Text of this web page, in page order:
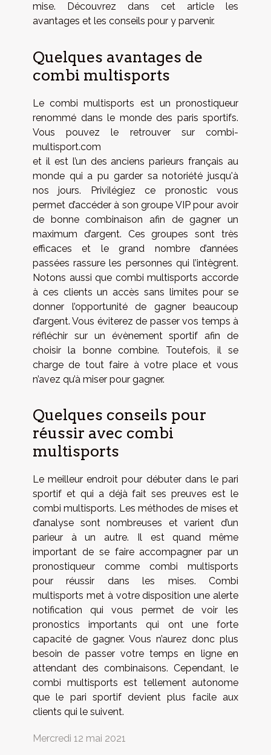
mise. Découvrez dans cet article les
avantages et les conseils pour y parvenir.
Quelques avantages de
combi multisports
Le combi multisports est un pronostiqueur
renommé dans le monde des paris sportifs.
Vous pouvez le retrouver sur combi-
multisport.com
et il est l’un des anciens parieurs français au
monde qui a pu garder sa notoriété jusqu'à
nos jours. Privilégiez ce pronostic vous
permet d’accéder à son groupe VIP pour avoir
de bonne combinaison afin de gagner un
maximum d’argent. Ces groupes sont très
efficaces et le grand nombre d’années
passées rassure les personnes qui l’intègrent.
Notons aussi que combi multisports accorde
à ces clients un accès sans limites pour se
donner l’opportunité de gagner beaucoup
d’argent. Vous éviterez de passer vos temps à
réfléchir sur un évènement sportif afin de
choisir la bonne combine. Toutefois, il se
charge de tout faire à votre place et vous
n’avez qu’à miser pour gagner.
Quelques conseils pour
réussir avec combi
multisports
Le meilleur endroit pour débuter dans le pari
sportif et qui a déjà fait ses preuves est le
combi multisports. Les méthodes de mises et
d’analyse sont nombreuses et varient d’un
parieur à un autre. Il est quand même
important de se faire accompagner par un
pronostiqueur comme combi multisports
pour réussir dans les mises. Combi
multisports met à votre disposition une alerte
notification qui vous permet de voir les
pronostics importants qui ont une forte
capacité de gagner. Vous n’aurez donc plus
besoin de passer votre temps en ligne en
attendant des combinaisons. Cependant, le
combi multisports est tellement autonome
que le pari sportif devient plus facile aux
clients qui le suivent.
Mercredi 12 mai 2021